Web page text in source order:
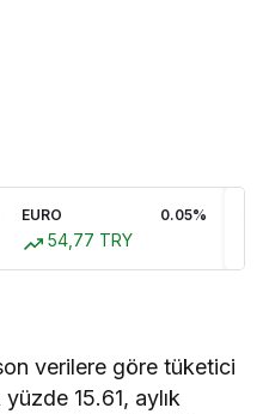
EURO 0.05%
54,77 TRY
verilere göre tüketici
15.61, aylık